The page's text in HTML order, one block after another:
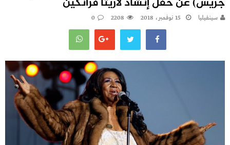
سينفيليا 15 نوفمبر، 2018 2208
0